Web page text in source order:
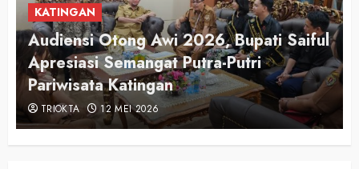
KATINGAN
Audiensi Otong Awi 2026, Bupati Saiful
Apresiasi Semangat Putra-Putri
Pariwisata Katingan
TRIOKTA 12 MEI 2026